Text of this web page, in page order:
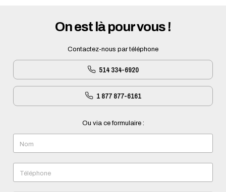
On est là pour vous !
Contactez-nous par téléphone
514 334-6920
1 877 877-6161
Ou via ce formulaire :
Nom
Téléphone